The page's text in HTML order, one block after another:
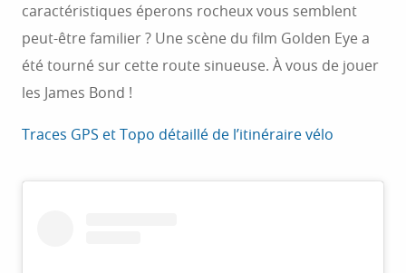
caractéristiques éperons rocheux vous semblent
peut-être familier ? Une scène du film Golden Eye a
été tourné sur cette route sinueuse. À vous de jouer
les James Bond !
Traces GPS et Topo détaillé de l’itinéraire vélo